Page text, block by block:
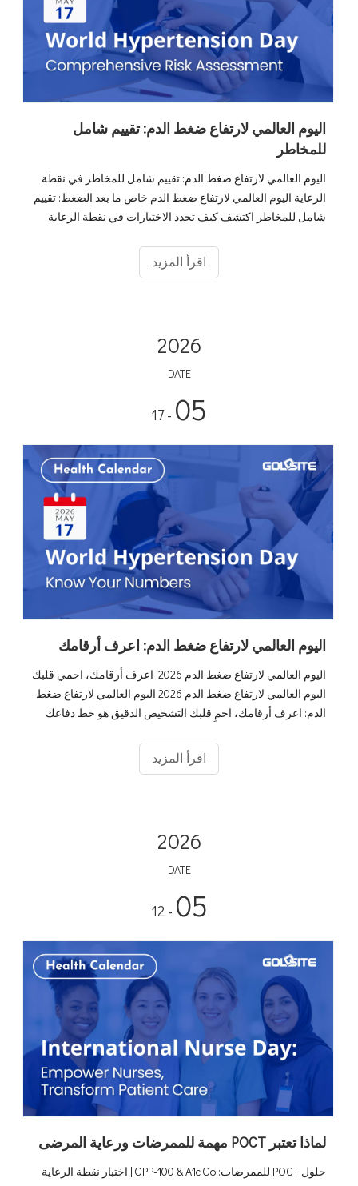
اليوم العالمي لارتفاع ضغط الدم: تقييم شامل
للمخاطر
اليوم العالمي لارتفاع ضغط الدم: تقييم شامل للمخاطر في نقطة
الرعاية اليوم العالمي لارتفاع ضغط الدم خاص ما بعد الضغط: تقييم
شامل للمخاطر اكتشف كيف تحدد الاختبارات في نقطة الرعاية
اقرأ المزيد
2026
DATE
05
- 17
اليوم العالمي لارتفاع ضغط الدم: اعرف أرقامك
اليوم العالمي لارتفاع ضغط الدم 2026: اعرف أرقامك، احمي قلبك
اليوم العالمي لارتفاع ضغط الدم 2026 اليوم العالمي لارتفاع ضغط
الدم: اعرف أرقامك، احمِ قلبك التشخيص الدقيق هو خط دفاعك
اقرأ المزيد
2026
DATE
05
- 12
لماذا تعتبر POCT مهمة للممرضات ورعاية المرضى
حلول POCT للممرضات: GPP-100 & A1c Go | اختبار نقطة الرعاية